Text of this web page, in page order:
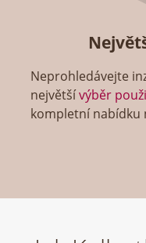
Neprohledávejte
největšívýběr
kompletní nabídku